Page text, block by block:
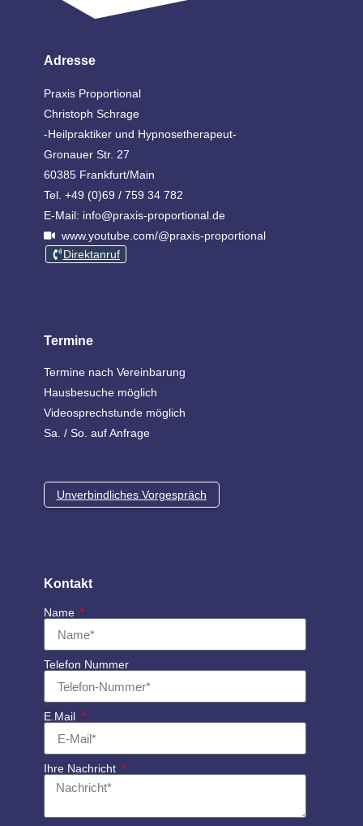
Adresse
Praxis Proportional
Christoph Schrage
-Heilpraktiker und Hypnosetherapeut-
Gronauer Str. 27
60385 Frankfurt/Main
Tel. +49 (0)69 / 759 34 782
E-Mail: info@praxis-proportional.de
www.youtube.com/@praxis-proportional
Direktanruf
Termine
Termine nach Vereinbarung
Hausbesuche möglich
Videosprechstunde möglich
Sa. / So. auf Anfrage
Unverbindliches Vorgespräch
Kontakt
Name
Telefon Nummer
E.Mail
Ihre Nachricht